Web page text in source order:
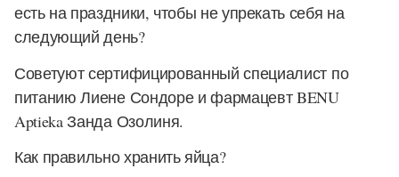
есть на праздники, чтобы не упрекать себя на
следующий день?
Советуют сертифицированный специалист по
питанию Лиене Сондоре и фармацевт BENU
Aptieka Занда Озолиня.
Как правильно хранить яйца?